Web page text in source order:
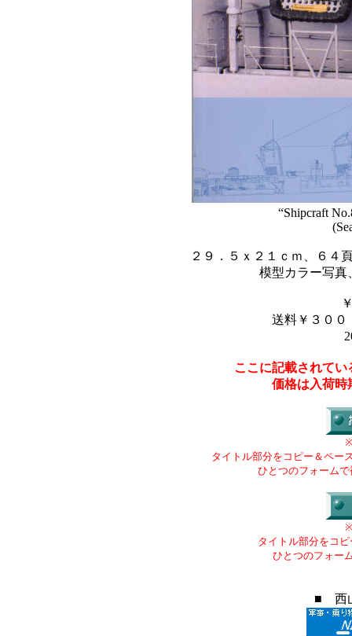
“Shipcraft
２９．５ｘ２１ｃｍ、６４
模型カラー写真
送料￥３００
ここに記載されて
価格は入荷時
タイトル部分をコピー＆ペー
ひとつのフォーム
タイトル部分をコ
ひとつのフォー
■ 西